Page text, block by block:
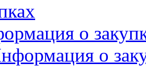
о
о